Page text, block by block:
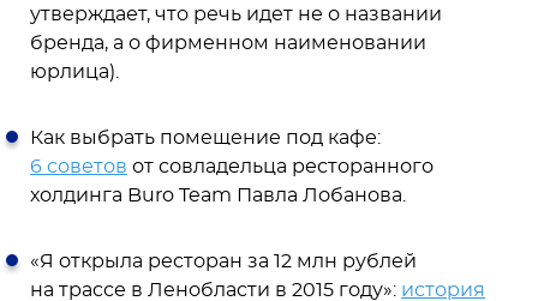
утверждает, что речь идет не о названии
бренда, а о фирменном наименовании
юрлица).
Как выбрать по­­мещение под кафе:
6 советов от совладельца ресто­ранного
холдинга Buro Team Павла Лобанова.
«Я открыла ресторан за 12 млн рублей
на трассе в Ленобласти в 2015 году»: история